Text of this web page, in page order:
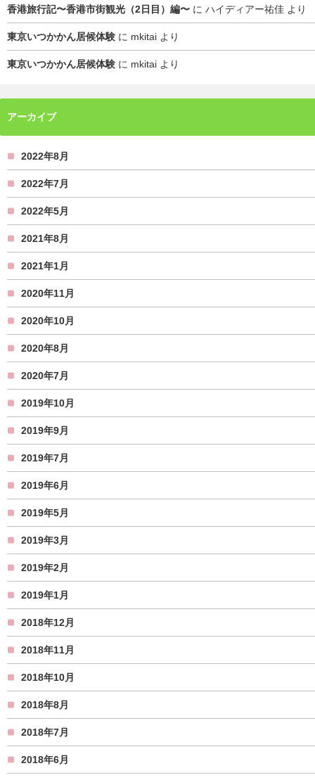
香港旅行記〜香港市街観光（2日目）編〜 に ハイディアー祐佳 より
東京いつかかん居候体験 に mkitai より
東京いつかかん居候体験 に mkitai より
アーカイブ
2022年8月
2022年7月
2022年5月
2021年8月
2021年1月
2020年11月
2020年10月
2020年8月
2020年7月
2019年10月
2019年9月
2019年7月
2019年6月
2019年5月
2019年3月
2019年2月
2019年1月
2018年12月
2018年11月
2018年10月
2018年8月
2018年7月
2018年6月